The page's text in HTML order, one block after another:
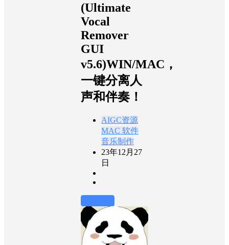
(Ultimate
Vocal
Remover
GUI
v5.6)WIN/MAC，
一键分离人
声和伴奏！
AIGC资源
MAC 软件
音乐制作
23年12月27
日